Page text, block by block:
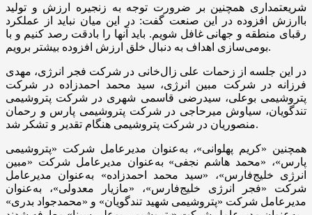
شریعتمداری همچنین بر ضرورت توجه به زنجیره ارزش و تولید
باارزش افزوده در این صنعت گفت: در این میان نباید از عملکرد
رقبای منطقه و جهانی غافل شویم. باید آنها را بادقت رصد کنیم و با
بومی‌سازی اهداف به دنبال خلق ارزش افزوده بیشتر برویم.
در این جلسه از زحمات علی زال‌خانی در شرکت فجر انرژی، مهدی
فرزانه در شرکت مبین انرژی، سید محمد احمدزاده در شرکت
پتروشیمی بوعلی، سیدرضی قاسمی شهری در شرکت پتروشیمی
تندگویان، سیاوش میرحاجی در شرکت پتروشیمی پارس و رحمان
منصوریان در شرکت پتروشیمی هنگام تقدیر و تشکر شد.
همچنین «کریم پهلوانی»، به‌عنوان مدیرعامل شرکت «پتروشیمی
پارس»، «محمد هاشم نجفی» به‌عنوان مدیرعامل شرکت «مبین
انرژی خلیج‌فارس»، «سید محمد احمدزاده» به‌عنوان مدیرعامل
شرکت «فجر انرژی خلیج‌فارس»، «مازیار معدولی»، به‌عنوان
مدیرعامل شرکت «پتروشیمی شهید تندگویان» و «محمدجواد بدری»